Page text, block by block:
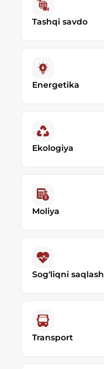
Tashqi savdo
Energetika
Ekologiya
Moliya
Sog‘liqni saqlash
Transport